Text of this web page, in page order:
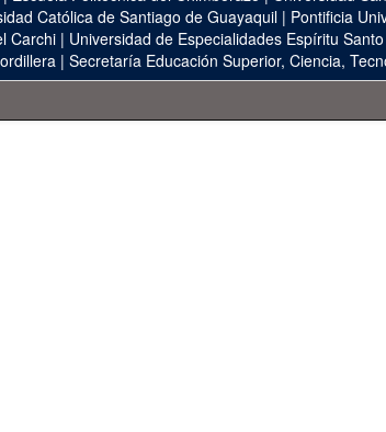
Católica de Santiago de Guayaquil | Pontificia
Carchi | Universidad de Especialidades Espíritu Santo
| Secretaría Educación Superior, Ciencia,